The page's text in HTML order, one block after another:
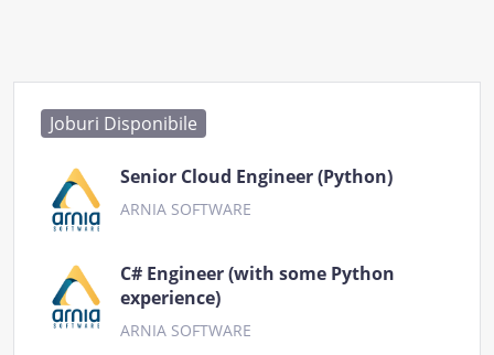
Joburi Disponibile
Senior Cloud Engineer (Python)
ARNIA SOFTWARE
C# Engineer (with some Python
experience)
ARNIA SOFTWARE